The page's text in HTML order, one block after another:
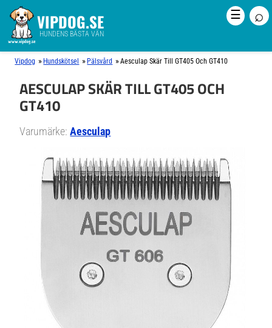
VIPDOG.SE
HUNDENS BÄSTA VÄN
☰ ⌕
Vipdog » Hundskötsel » Pälsvård »Aesculap Skär Till GT405 Och GT410
AESCULAP SKÄR TILL GT405 OCH
GT410
Varumärke:Aesculap